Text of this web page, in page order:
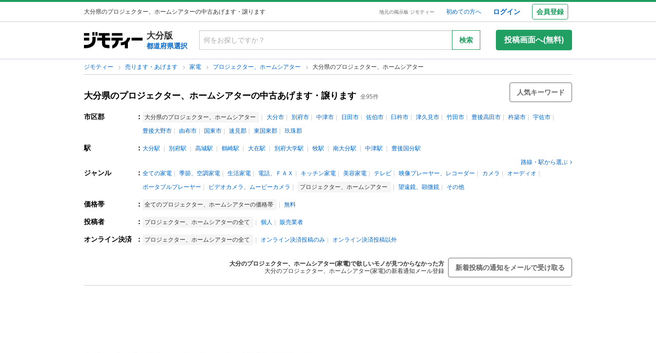
大分県のプロジェクター、ホームシアターの中古あげます・譲ります 地元の掲示板 ジモティー 初めての方へ ログイン 会員登録
大分版
都道府県選択
検索 投稿画面へ(無料)
ジモティー 売ります・あげます 家電 プロジェクター、ホームシアター 大分県のプロジェクター、ホームシアター
大分県のプロジェクター、ホームシアターの中古あげます・譲ります 全95件
人気キーワード
市区郡 ： 大分県のプロジェクター、ホームシアター 大分市 別府市 中津市 日田市 佐伯市 臼杵市 津久見市 竹田市 豊後高田市 杵築市
宇佐市
豊後大野市
由布市 国東市 速見郡 東国東郡 玖珠郡
駅 ： 大分駅 別府駅 高城駅 鶴崎駅 大在駅 別府大学駅 牧駅 南大分駅 中津駅
豊後国分駅
路線・駅から選ぶ
ジャンル ： 全ての家電 季節、空調家電 生活家電 電話、ＦＡＸ キッチン家電 美容家電 テレビ 映像プレーヤー、レコーダー カメラ
オーディオ
ポータブルプレーヤー
ビデオカメラ、ムービーカメラ プロジェクター、ホームシアター 望遠鏡、顕微鏡 その他
価格帯 ： 全てのプロジェクター、ホームシアターの価格帯 無料
投稿者 ： プロジェクター、ホームシアターの全て 個人 販売業者
オンライン決済 ： プロジェクター、ホームシアターの全て オンライン決済投稿のみ オンライン決済投稿以外
大分のプロジェクター、ホームシアター(家電)で欲しいモノが見つからなかった方
大分のプロジェクター、ホームシアター(家電)の新着通知メール登録
新着投稿の通知をメールで受け取る